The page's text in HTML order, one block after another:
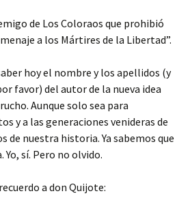
de Los Coloraos que prohibió
a los Mártires de la Libertad”.
hoy el nombre y los apellidos (y
favor) del autor de la nueva idea
Aunque solo sea para
y a las generaciones venideras de
de nuestra historia. Ya sabemos que
sí. Pero no olvido.
a don Quijote: